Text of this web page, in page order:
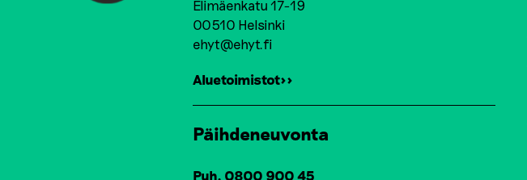
Elimäenkatu 17-19
00510 Helsinki
ehyt@ehyt.fi
Aluetoimistot>>
Päihdeneuvonta
Puh. 0800 900 45